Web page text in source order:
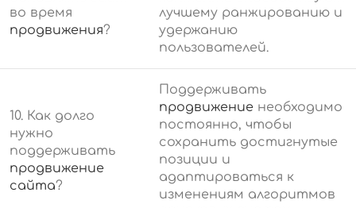
во время
продвижения?
лучшему ранжированию и
удержанию
пользователей.
10. Как долго
нужно
поддерживать
продвижение
сайта?
Поддерживать
продвижение необходимо
постоянно, чтобы
сохранить достигнутые
позиции и
адаптироваться к
изменениям алгоритмов